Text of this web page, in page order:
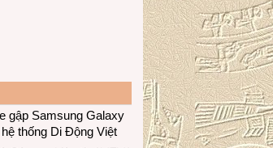
gập Samsung Galaxy
thống Di Động Việt